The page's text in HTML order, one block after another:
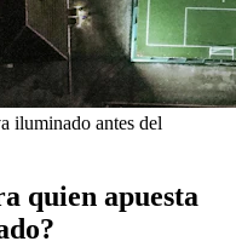
iluminado antes del
quien apuesta